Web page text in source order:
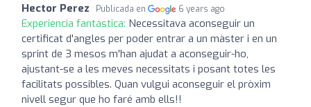
Hector Perez Publicada en 6 years ago
Experiencia fantástica: Necessitava aconseguir un
certificat d'angles per poder entrar a un màster i en un
sprint de 3 mesos m'han ajudat a aconseguir-ho,
ajustant-se a les meves necessitats i posant totes les
facilitats possibles. Quan vulgui aconseguir el pròxim
nivell segur que ho faré amb ells!!